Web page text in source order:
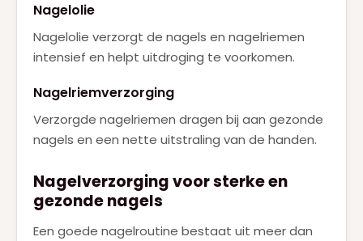
Nagelolie
Nagelolie verzorgt de nagels en nagelriemen
intensief en helpt uitdroging te voorkomen.
Nagelriemverzorging
Verzorgde nagelriemen dragen bij aan gezonde
nagels en een nette uitstraling van de handen.
Nagelverzorging voor sterke en
gezonde nagels
Een goede nagelroutine bestaat uit meer dan